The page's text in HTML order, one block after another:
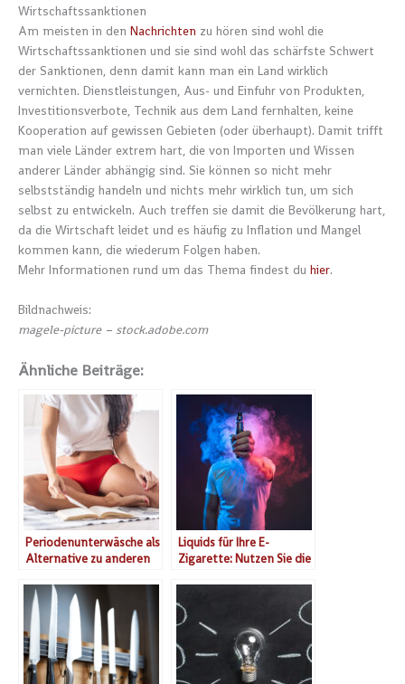
Wirtschaftssanktionen
Am meisten in den Nachrichten zu hören sind wohl die
Wirtschaftssanktionen und sie sind wohl das schärfste Schwert
der Sanktionen, denn damit kann man ein Land wirklich
vernichten. Dienstleistungen, Aus- und Einfuhr von Produkten,
Investitionsverbote, Technik aus dem Land fernhalten, keine
Kooperation auf gewissen Gebieten (oder überhaupt). Damit trifft
man viele Länder extrem hart, die von Importen und Wissen
anderer Länder abhängig sind. Sie können so nicht mehr
selbstständig handeln und nichts mehr wirklich tun, um sich
selbst zu entwickeln. Auch treffen sie damit die Bevölkerung hart,
da die Wirtschaft leidet und es häufig zu Inflation und Mangel
kommen kann, die wiederum Folgen haben.
Mehr Informationen rund um das Thema findest du hier.
Bildnachweis:
magele-picture – stock.adobe.com
Ähnliche Beiträge:
Periodenunterwäsche als
Alternative zu anderen
Liquids für Ihre E-
Zigarette: Nutzen Sie die